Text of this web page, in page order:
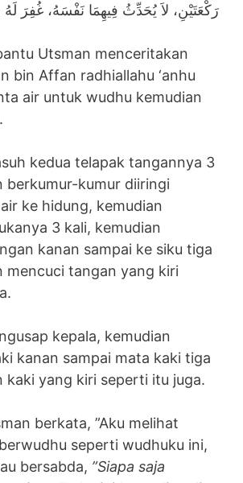
رَكْعَتَيْنِ، لاَ يُحَدِّثُ فِيهِمَا نَفْسَهُ، غُفِرَ
Utsman menceritakan
bin Affan radhiallahu ‘anhu
air untuk wudhu kemudian
kedua telapak tangannya 3
berkumur-kumur diiringi
ke hidung, kemudian
3 kali, kemudian
kanan sampai ke siku tiga
mencuci tangan yang kiri
kepala, kemudian
kanan sampai mata kaki tiga
kaki yang kiri seperti itu juga.
berkata, ”Aku melihat
bersabda, ”Siapa saja